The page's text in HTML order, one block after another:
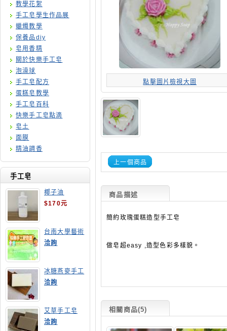
教學花絮
手工皂學生作品展
蠟燭教學
保養品diy
皂用香精
關於快樂手工皂
泡澡球
手工皂配方
蛋糕皂教學
手工皂百科
快樂手工皂點滴
皂土
面膜
精油調香
手工皂
椰子油
$170元
台南大學藝術
手工皂師資培
訓班
洽詢
冰糖燕麥手工
皂
洽詢
艾草手工皂
洽詢
點擊圖片檢視大圖
上一個商品
商品描述
簡約玫瑰蛋糕造型手工皂
做皂超easy ,造型色彩多樣貌。
相關商品(5)